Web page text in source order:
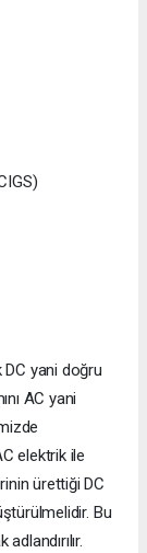
yani doğru
AC yani
elektrik ile
ürettiği DC
Bu